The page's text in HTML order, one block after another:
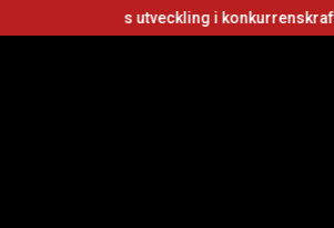
utveckling i konkurrenskraftiga